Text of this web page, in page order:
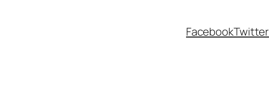
FacebookTwitter